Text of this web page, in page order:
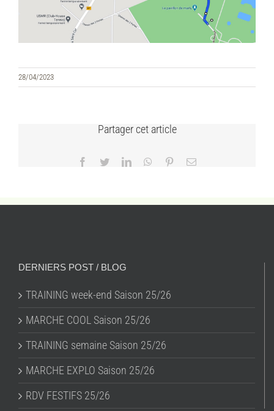
28/04/2023
Partager cet article
Facebook
TwitterLinkedInWhatsApp
PinterestEmail
DERNIERS POST / BLOG
TRAINING week-end Saison 25/26
MARCHE COOL Saison 25/26
TRAINING semaine Saison 25/26
MARCHE EXPLO Saison 25/26
RDV FESTIFS 25/26